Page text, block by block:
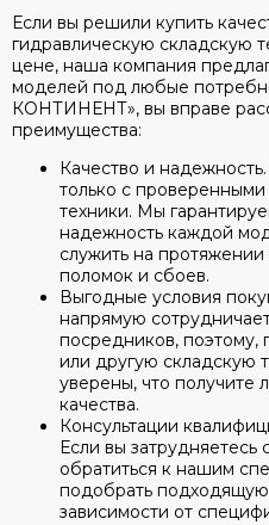
Если вы решили купить
гидравлическую складскую
цене, наша компания
моделей под любые
КОНТИНЕНТ», вы вправе
преимущества:
Качество и
только с
техники. Мы
надежность каждой
служить на
поломок и сбоев.
Выгодные условия
напрямую
посредников, поэтому,
или другую складскую
уверены, что
качества.
Консультации
Если вы
обратиться к нашим
подобрать
зависимости от